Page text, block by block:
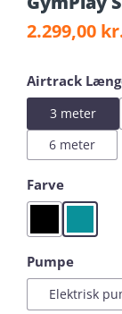
Sale price:
2.299,00
Select
Airtrack
3 meter
6 meter
Select
Farve
Black Mint
Select
Pumpe
Elektrisk